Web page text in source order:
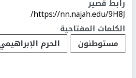
رابط قصير
https://nn.najah.edu/9H8J/
الكلمات المفتاحية
مستوطنون
الحرم